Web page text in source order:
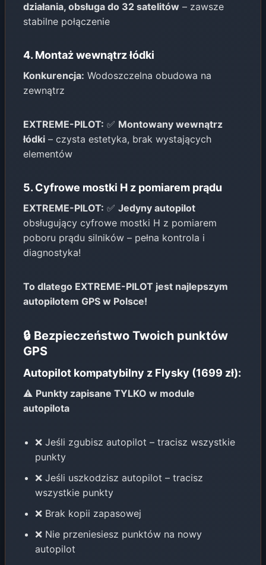
działania, obsługa do 32 satelitów – zawsze
stabilne połączenie
4. Montaż wewnątrz łódki
Konkurencja: Wodoszczelna obudowa na
zewnątrz
EXTREME-PILOT: ✅ Montowany wewnątrz
łódki – czysta estetyka, brak wystających
elementów
5. Cyfrowe mostki H z pomiarem prądu
EXTREME-PILOT: ✅ Jedyny autopilot
obsługujący cyfrowe mostki H z pomiarem
poboru prądu silników – pełna kontrola i
diagnostyka!
To dlatego EXTREME-PILOT jest najlepszym
autopilotem GPS w Polsce!
🔒 Bezpieczeństwo Twoich punktów
GPS
Autopilot kompatybilny z Flysky (1699 zł):
⚠️ Punkty zapisane TYLKO w module
autopilota
❌ Jeśli zgubisz autopilot – tracisz wszystkie
punkty
❌ Jeśli uszkodzisz autopilot – tracisz
wszystkie punkty
❌ Brak kopii zapasowej
❌ Nie przeniesiesz punktów na nowy
autopilot